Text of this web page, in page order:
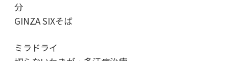
分
GINZA SIXそば
ミラドライ